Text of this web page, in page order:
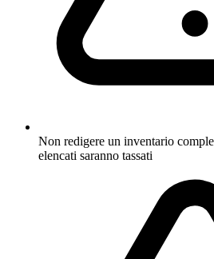
Non redigere un inventario
elencati saranno tassati